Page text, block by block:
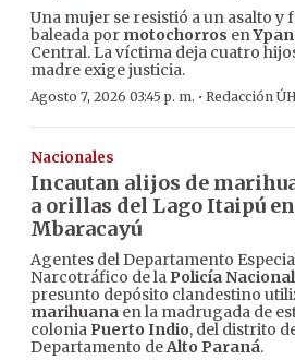
Una mujer se resistió a un asalto y
baleada por motochorros en
Central. La víctima deja cuatro
madre exige justicia.
Agosto 7, 2026 03:45 p. m. · Redacción ÚH
Nacionales
Incautan alijos de
a orillas del Lago Itaipú en
Mbaracayú
Agentes del Departamento
Narcotráfico de la Policía Nacional
presunto depósito clandestino
marihuana en la madrugada de
colonia Puerto Indio, del distrito
Departamento deAlto Paraná.